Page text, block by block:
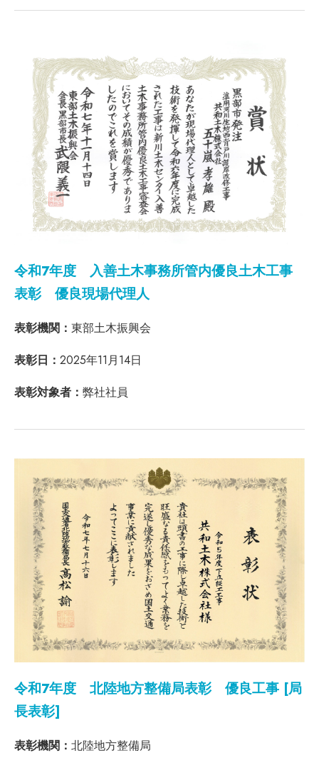
令和7年度 入善土木事務所管内優良土木工事
表彰 優良現場代理人
表彰機関： 東部土木振興会
表彰日： 2025年11月14日
表彰対象者： 弊社社員
令和7年度 北陸地方整備局表彰 優良工事 [局
長表彰]
表彰機関： 北陸地方整備局